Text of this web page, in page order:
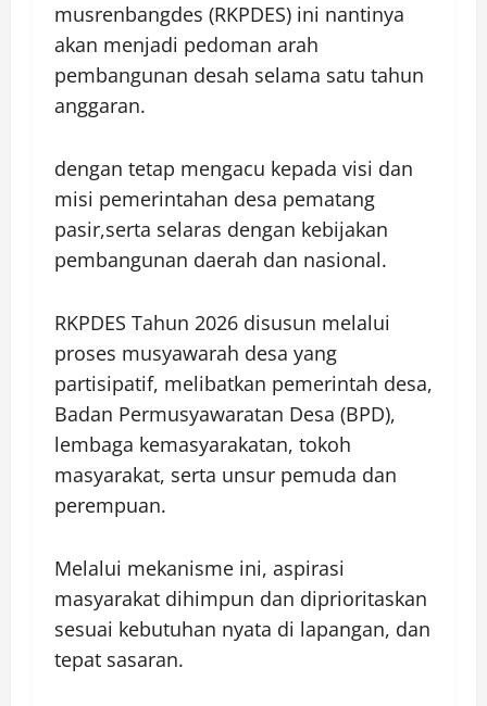
musrenbangdes (RKPDES) ini nantinya
akan menjadi pedoman arah
pembangunan desah selama satu tahun
anggaran.
dengan tetap mengacu kepada visi dan
misi pemerintahan desa pematang
pasir,serta selaras dengan kebijakan
pembangunan daerah dan nasional.
RKPDES Tahun 2026 disusun melalui
proses musyawarah desa yang
partisipatif, melibatkan pemerintah desa,
Badan Permusyawaratan Desa (BPD),
lembaga kemasyarakatan, tokoh
masyarakat, serta unsur pemuda dan
perempuan.
Melalui mekanisme ini, aspirasi
masyarakat dihimpun dan diprioritaskan
sesuai kebutuhan nyata di lapangan, dan
tepat sasaran.